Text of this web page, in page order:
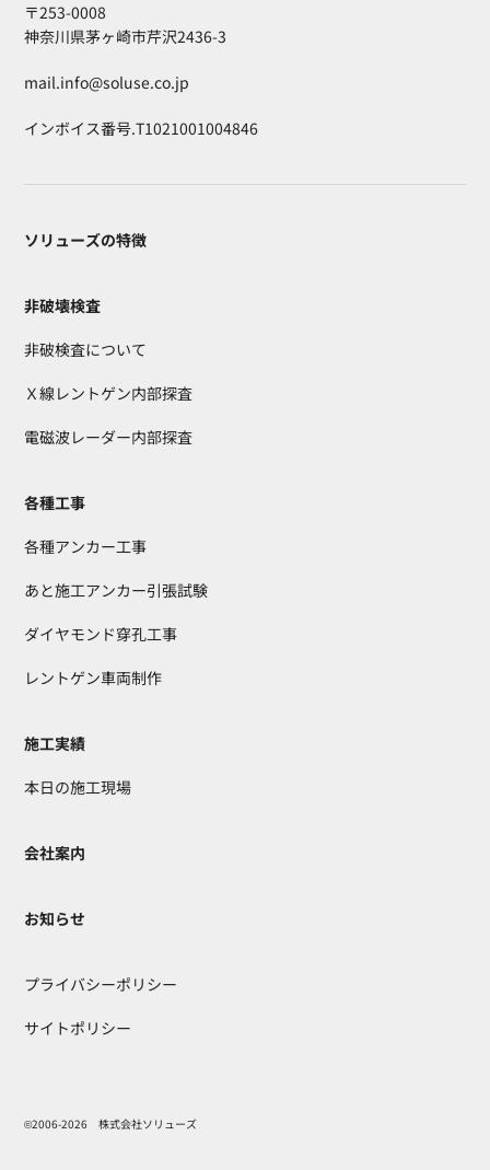
〒253-0008
神奈川県茅ヶ崎市芹沢2436-3
mail.info@soluse.co.jp
インボイス番号.T1021001004846
ソリューズの特徴
非破壊検査
非破検査について
Ｘ線レントゲン内部探査
電磁波レーダー内部探査
各種工事
各種アンカー工事
あと施工アンカー引張試験
ダイヤモンド穿孔工事
レントゲン車両制作
施工実績
本日の施工現場
会社案内
お知らせ
プライバシーポリシー
サイトポリシー
©2006-2026 株式会社ソリューズ